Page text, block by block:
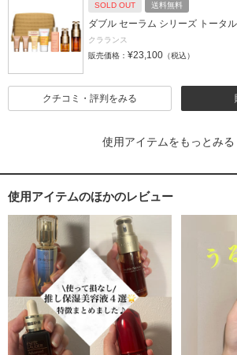
SOLD OUT 送料無料
ダブル セーラム シリーズ トータ
クラランス
販売価格： ¥23,100 （税込）
クチコミ・評判をみる
使用アイテムをもっとみる
使用アイテムのほかのレビュー